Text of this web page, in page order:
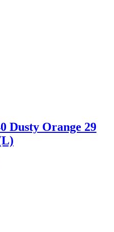
Dusty Orange 29